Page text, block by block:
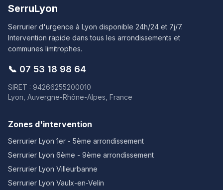
SerruLyon
Serrurier d'urgence à Lyon disponible 24h/24 et 7j/7.
Intervention rapide dans tous les arrondissements et
communes limitrophes.
📞 07 53 18 98 64
SIRET : 94266255200010
Lyon, Auvergne-Rhône-Alpes, France
Zones d'intervention
Serrurier Lyon 1er - 5ème arrondissement
Serrurier Lyon 6ème - 9ème arrondissement
Serrurier Lyon Villeurbanne
Serrurier Lyon Vaulx-en-Velin